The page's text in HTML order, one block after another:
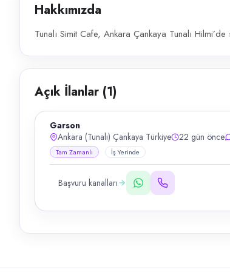
Hakkımızda
Tunalı Simit Cafe, Ankara Çankaya Tunalı
Açık İlanlar (1)
Garson
Ankara (Tunalı) Çankaya Türkiye
22 gün önce
Tam Zamanlı İş Yerinde
Başvuru kanalları